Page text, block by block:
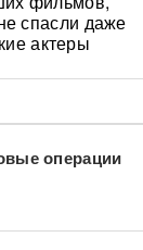
спасли даже
актеры
операции